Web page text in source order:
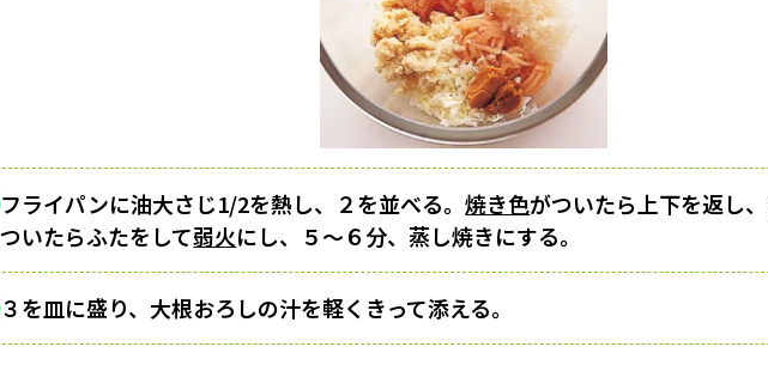
フライパンに油大さじ1/2を熱し、２を並べる。焼き色がついたら上下を返し
ついたらふたをして弱火にし、５〜６分、蒸し焼きにする。
３を皿に盛り、大根おろしの汁を軽くきって添える。